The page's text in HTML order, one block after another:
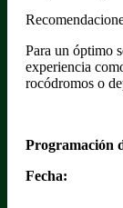
Para un óptimo
experiencia
rocódromos o
Programación
Fecha: